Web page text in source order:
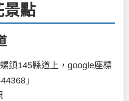
景點
鎮145縣道上，google座標
」